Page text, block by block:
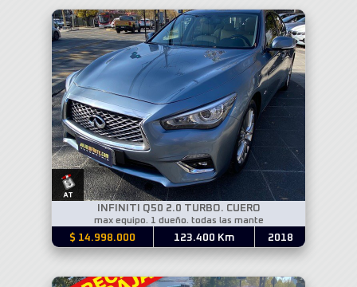
INFINITI Q50 2.0 TURBO. CUERO
max equipo. 1 dueño. todas las mante
$ 14.998.000 123.400 Km 2018